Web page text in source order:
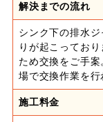
解決までの流れ
シンク下の排水
りが起こってお
ため交換をご手
場で交換作業を行
施工料金